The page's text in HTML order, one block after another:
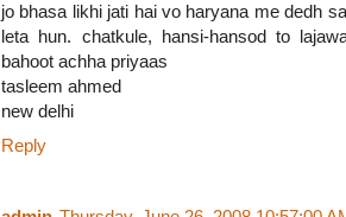
jo bhasa likhi jati hai vo haryana me dedh
leta hun. chatkule, hansi-hansod to
bahoot achha priyaas
tasleem ahmed
new delhi
Reply